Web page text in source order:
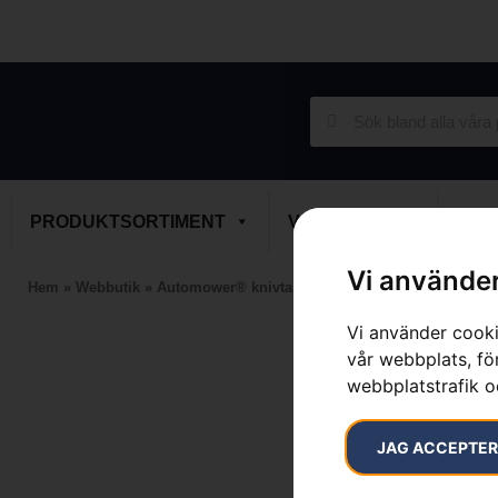
Vi
Vi använder
vår webbplats,
webbplatstrafik
JAG
PRODUKTSORTIMENT VARUMÄRKEN
Hem » Webbutik » Automower® knivtallrik L